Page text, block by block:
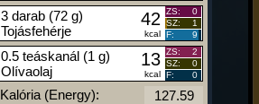
3 darab (72 g)
Tojásfehérje
42
kcal
ZS:
0
SZ:
1
F:
9
0.5 teáskanál (1 g)
Olívaolaj
13
kcal
ZS:
2
SZ:
0
F:
0
Kalória (Energy):